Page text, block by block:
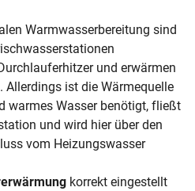
Warmwasserbereitung sind
und erwärmen
Allerdings ist die Wärmequelle
warmes Wasser benötigt, fließt
und wird hier über den
vom Heizungswasser
korrekt eingestellt